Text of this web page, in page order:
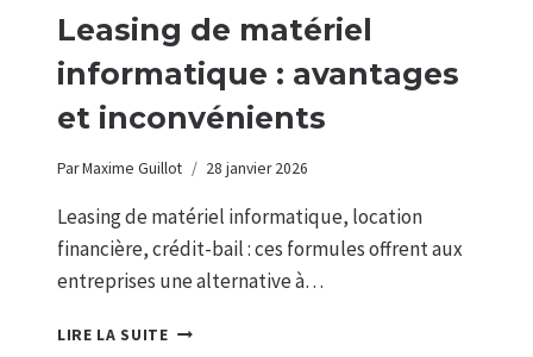
Leasing de matériel
informatique : avantages
et inconvénients
ParMaxime Guillot 28 janvier 2026
Leasing de matériel informatique, location
financière, crédit-bail : ces formules offrent aux
entreprises une alternative à…
LIRE LA SUITELEASING